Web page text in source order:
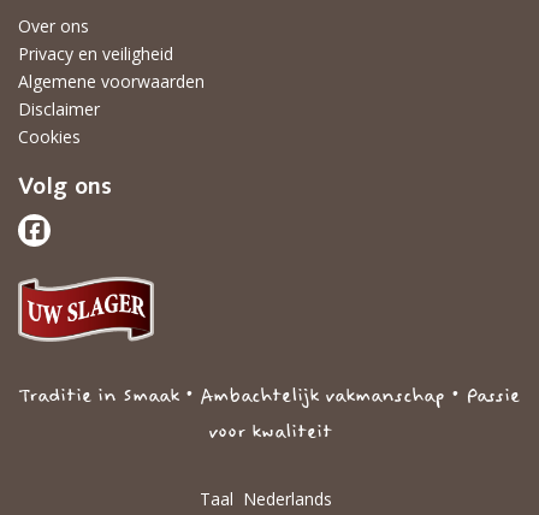
Over ons
Privacy en veiligheid
Algemene voorwaarden
Disclaimer
Cookies
Volg ons
Traditie in Smaak • Ambachtelijk vakmanschap • Passie
voor kwaliteit
Taal